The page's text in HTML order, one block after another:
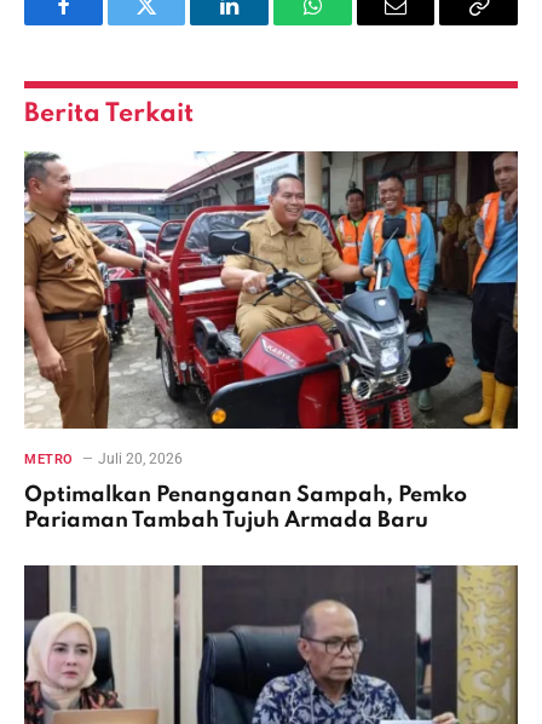
FacebookTwitter LinkedInWhatsAppEmail
Copy
Berita Terkait
METRO Juli 20, 2026
Optimalkan Penanganan Sampah, Pemko
Pariaman Tambah Tujuh Armada Baru